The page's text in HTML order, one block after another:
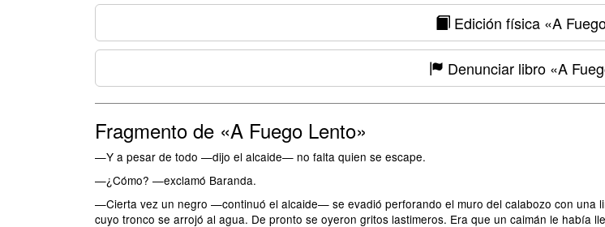
Edición física«A
Denunciar libro «A
Fragmento de «A Fuego Lento»
—Y a pesar de todo —dijo el alcaide— no falta quien se escape.
—¿Cómo? —exclamó Baranda.
—Cierta vez un negro —continuó el alcaide— se evadió perforando el muro del calabozo con una
cuyo tronco se arrojó al agua. De pronto se oyeron gritos lastimeros. Era que un caimán le había